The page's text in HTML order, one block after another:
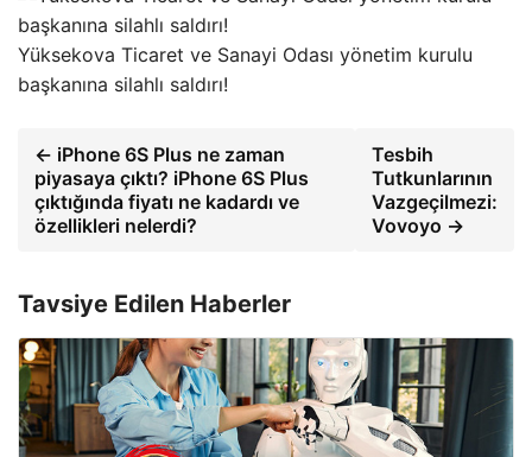
Yüksekova Ticaret ve Sanayi Odası yönetim kurulu
başkanına silahlı saldırı!
← iPhone 6S Plus ne zaman
piyasaya çıktı? iPhone 6S Plus
çıktığında fiyatı ne kadardı ve
özellikleri nelerdi?
Tesbih
Tutkunlarının
Vazgeçilmezi:
Vovoyo →
Tavsiye Edilen Haberler